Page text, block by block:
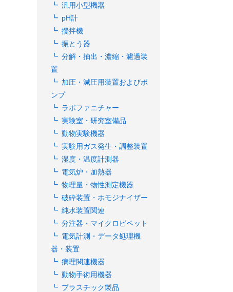
汎用小型機器
pH計
攪拌機
振とう器
分解・抽出・濃縮・濾過装
置
加圧・減圧用装置およびポ
ンプ
ラボファニチャー
実験室・研究室備品
動物実験機器
実験用ガス発生・調整装置
湿度・温度計測器
電気炉・加熱器
物理量・物性測定機器
破砕装置・ホモジナイザー
純水装置関連
分注器・マイクロピペット
電気計測・データ処理機
器・装置
病理関連機器
動物手術用機器
プラスチック製品